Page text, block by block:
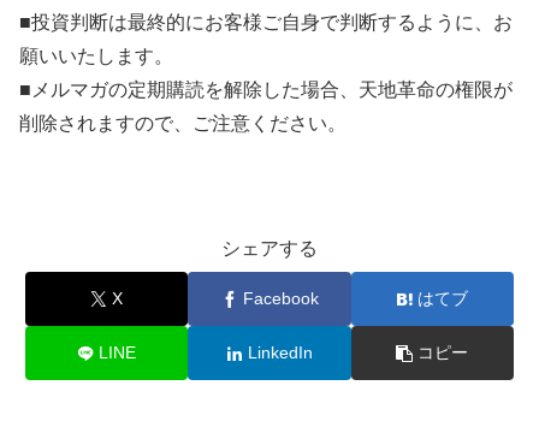
■投資判断は最終的にお客様ご自身で判断するように、お
願いいたします。
■メルマガの定期購読を解除した場合、天地革命の権限が
削除されますので、ご注意ください。
シェアする
X Facebook はてブ
LINE LinkedIn コピー